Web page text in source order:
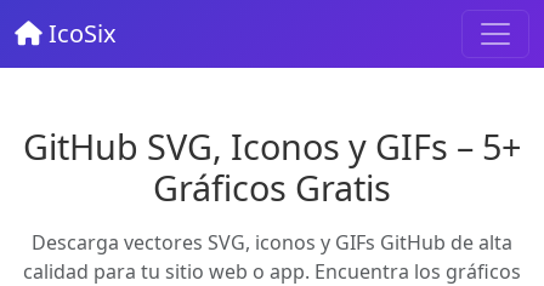
IcoSix
GitHub SVG, Iconos y GIFs – 5+
Gráficos Gratis
Descarga vectores SVG, iconos y GIFs GitHub de alta
calidad para tu sitio web o app. Encuentra los gráficos